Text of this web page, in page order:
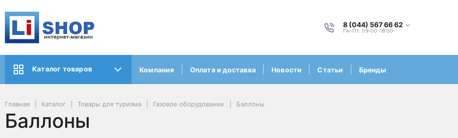
8 (044) 567 66 62
Пн-Пт: 09:00-18:00
Каталог товаров Компания Оплата и доставка Новости Статьи Бренды
Главная Каталог Товары для туризма Газовое оборудование Баллоны
Баллоны